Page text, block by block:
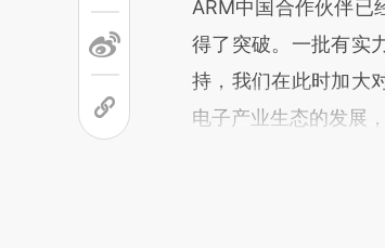
ARM中国合作伙伴已
得了突破。一批有实
持，我们在此时加大
电子产业生态的发展